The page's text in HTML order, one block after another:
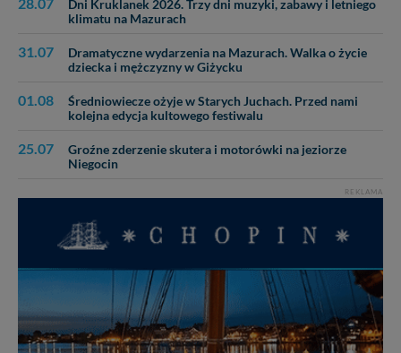
Dni Kruklanek 2026. Trzy dni muzyki, zabawy i letniego
klimatu na Mazurach
31.07
Dramatyczne wydarzenia na Mazurach. Walka o życie
dziecka i mężczyzny w Giżycku
01.08
Średniowiecze ożyje w Starych Juchach. Przed nami
kolejna edycja kultowego festiwalu
25.07
Groźne zderzenie skutera i motorówki na jeziorze
Niegocin
REKLAMA
zabronić ich przetwarzania. Pamiętaj jednak, że nie
praw w odniesieniu do informacji zawartych w plikach
cookies. Twoja przeglądarka umożliwia Ci skasowanie
zrobić za Ciebie.
nowo...